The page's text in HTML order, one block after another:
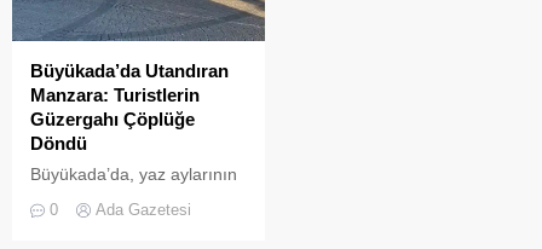
Büyükada’da Utandıran
Manzara: Turistlerin
Güzergahı Çöplüğe
Döndü
Büyükada’da, yaz aylarının
ziyaretçi yoğunluğu, temizlik
0 Ada Gazetesi